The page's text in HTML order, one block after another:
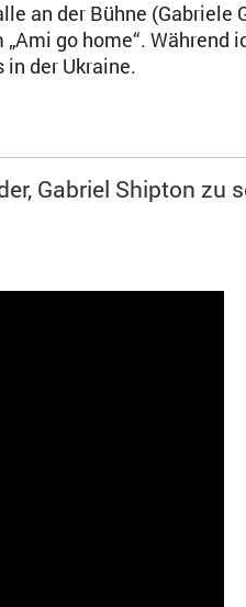
an der Bühne (Gabriele
go home“.
in der Ukraine.
Gabriel Shipton zu